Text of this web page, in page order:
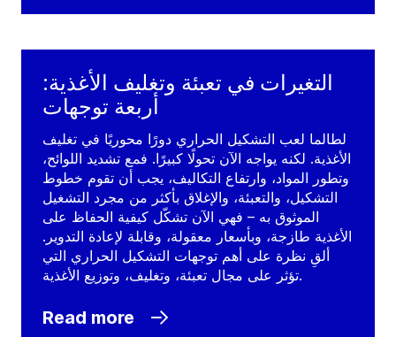
التغيرات في تعبئة وتغليف الأغذية:
أربعة توجهات
لطالما لعب التشكيل الحراري دورًا محوريًا في تغليف
الأغذية. لكنه يواجه الآن تحولًا كبيرًا. فمع تشديد اللوائح،
وتطور المواد، وارتفاع التكاليف، يجب أن تقوم خطوط
التشكيل، والتعبئة، والإغلاق بأكثر من مجرد التشغيل
الموثوق به – فهي الآن تشكّل كيفية الحفاظ على
الأغذية طازجة، وبأسعار معقولة، وقابلة لإعادة التدوير.
ألقِ نظرة على أهم توجهات التشكيل الحراري التي
تؤثر على مجال تعبئة، وتغليف، وتوزيع الأغذية.
Read more